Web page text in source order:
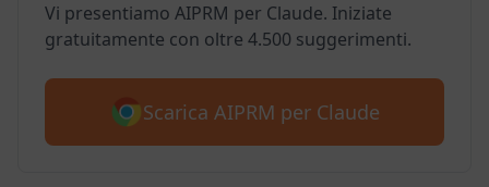
Vi presentiamo AIPRM per Claude. Iniziate
gratuitamente con oltre 4.500 suggerimenti.
Scarica AIPRM per Claude